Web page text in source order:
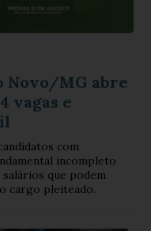
Novo/MG abre
vagas e
com
incompleto
que podem
cargo pleiteado.